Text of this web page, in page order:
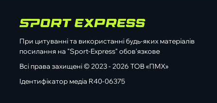
При цитуванні та використанні будь-яких матеріалів
посилання на "Sport-Express" обов'язкове
Всі права захищені © 2023 - 2026 ТОВ «ПМХ»
Ідентифікатор медіа R40-06375